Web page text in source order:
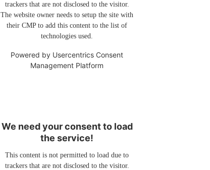
trackers that are not disclosed to the visitor.
The website owner needs to setup the site with
their CMP to add this content to the list of
technologies used.
Powered by Usercentrics Consent
Management Platform
We need your consent to load
the service!
This content is not permitted to load due to
trackers that are not disclosed to the visitor.